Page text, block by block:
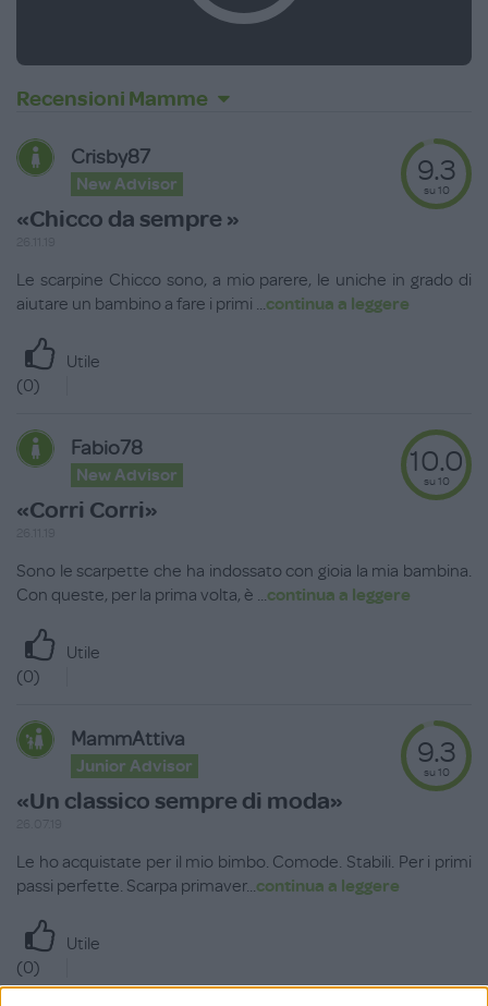
Recensioni Mamme
Crisby87
New Advisor
«Chicco da sempre »
9.3
su 10
Le scarpine Chicco sono, a mio parere, le uniche in grado di
aiutare un bambino a fare i primi ...continua a leggere
Utile
(0)
Fabio78
New Advisor
«Corri Corri»
10.0
su 10
Sono le scarpette che ha indossato con gioia la mia bambina.
Con queste, per la prima volta, è ...continua a leggere
Utile
(0)
MammAttiva
Junior Advisor
«Un classico sempre di moda»
9.3
su 10
Le ho acquistate per il mio bimbo. Comode. Stabili. Per i primi
passi perfette. Scarpa primaver...continua a leggere
Utile
(0)